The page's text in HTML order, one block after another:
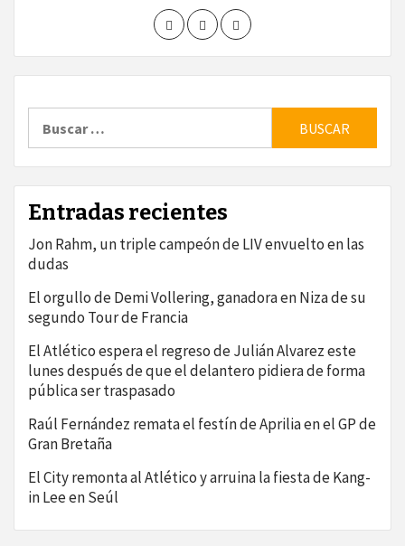
Entradas recientes
Jon Rahm, un triple campeón de LIV envuelto en las
dudas
El orgullo de Demi Vollering, ganadora en Niza de su
segundo Tour de Francia
El Atlético espera el regreso de Julián Alvarez este
lunes después de que el delantero pidiera de forma
pública ser traspasado
Raúl Fernández remata el festín de Aprilia en el GP de
Gran Bretaña
El City remonta al Atlético y arruina la fiesta de Kang-
in Lee en Seúl